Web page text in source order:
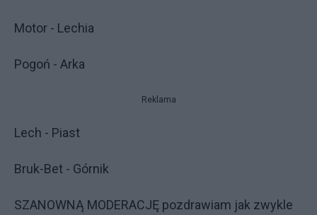
Motor - Lechia
Pogoń - Arka
Reklama
Lech - Piast
Bruk-Bet - Górnik
SZANOWNĄ MODERACJĘ pozdrawiam jak zwykle